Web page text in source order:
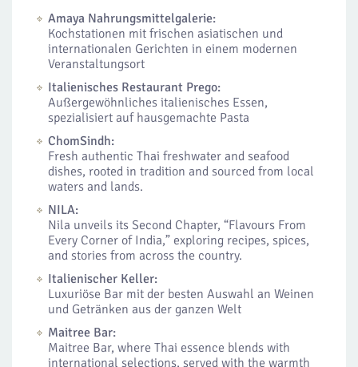
Amaya Nahrungsmittelgalerie:
Kochstationen mit frischen asiatischen und
internationalen Gerichten in einem modernen
Veranstaltungsort
Italienisches Restaurant Prego:
Außergewöhnliches italienisches Essen,
spezialisiert auf hausgemachte Pasta
ChomSindh:
Fresh authentic Thai freshwater and seafood
dishes, rooted in tradition and sourced from local
waters and lands.
NILA:
Nila unveils its Second Chapter, “Flavours From
Every Corner of India,” exploring recipes, spices,
and stories from across the country.
Italienischer Keller:
Luxuriöse Bar mit der besten Auswahl an Weinen
und Getränken aus der ganzen Welt
Maitree Bar:
Maitree Bar, where Thai essence blends with
international selections, served with the warmth